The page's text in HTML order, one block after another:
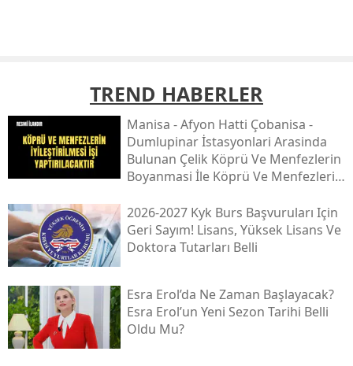
TREND HABERLER
Mani̇sa - Afyon Hatti Çobani̇sa -
Dumlupinar İstasyonlari Arasinda
Bulunan Çeli̇k Köprü Ve Menfezleri̇n
Boyanmasi İle Köprü Ve Menfezleri̇n
2026-2027 Kyk Burs Başvuruları Için
Geri Sayım! Lisans, Yüksek Lisans Ve
Doktora Tutarları Belli
Esra Erol’da Ne Zaman Başlayacak?
Esra Erol’un Yeni Sezon Tarihi Belli
Oldu Mu?